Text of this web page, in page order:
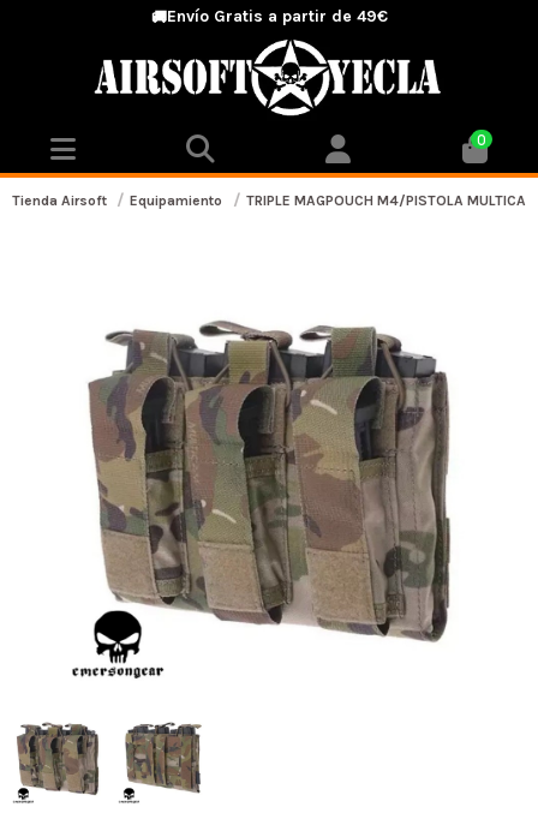
🚚Envío Gratis a partir de 49€
0
Tienda Airsoft Equipamiento TRIPLE MAGPOUCH M4/PISTOLA